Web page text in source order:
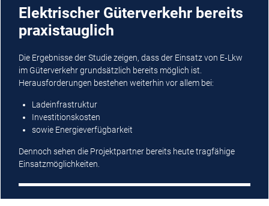
Elektrischer Güterverkehr bereits
praxistauglich
Die Ergebnisse der Studie zeigen, dass der Einsatz von E‑Lkw
im Güterverkehr grundsätzlich bereits möglich ist.
Herausforderungen bestehen weiterhin vor allem bei:
Ladeinfrastruktur
Investitionskosten
sowie Energieverfügbarkeit
Dennoch sehen die Projektpartner bereits heute tragfähige
Einsatzmöglichkeiten.